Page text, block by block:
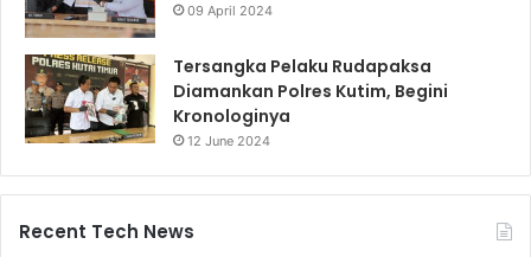
09 April 2024
Tersangka Pelaku Rudapaksa
Diamankan Polres Kutim, Begini
Kronologinya
12 June 2024
Recent Tech News